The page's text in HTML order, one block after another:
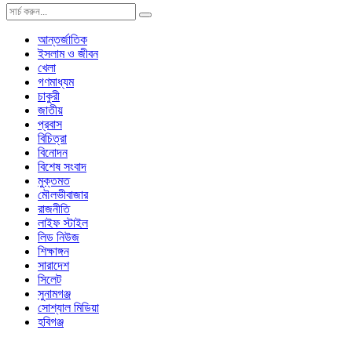
আন্তর্জাতিক
ইসলাম ও জীবন
খেলা
গণমাধ্যম
চাকুরী
জাতীয়
প্রবাস
বিচিত্রা
বিনোদন
বিশেষ সংবাদ
মুক্তমত
মৌলভীবাজার
রাজনীতি
লাইফ স্টাইল
লিড নিউজ
শিক্ষাঙ্গন
সারাদেশ
সিলেট
সুনামগঞ্জ
সোশ্যাল মিডিয়া
হবিগঞ্জ